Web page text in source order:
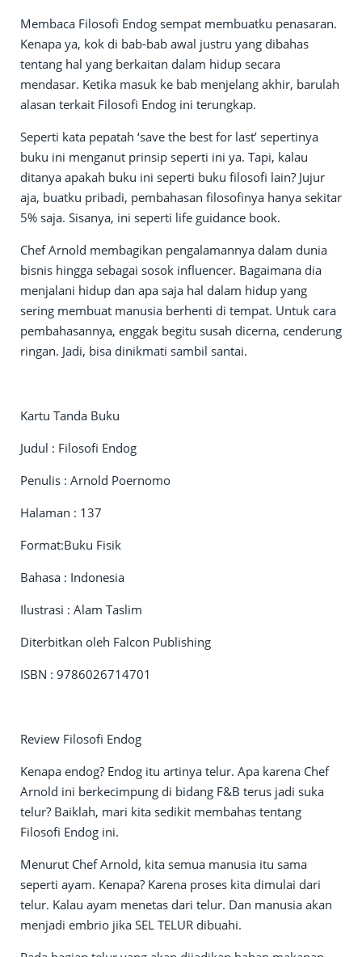
Membaca Filosofi Endog sempat membuatku penasaran.
Kenapa ya, kok di bab-bab awal justru yang dibahas
tentang hal yang berkaitan dalam hidup secara
mendasar. Ketika masuk ke bab menjelang akhir, barulah
alasan terkait Filosofi Endog ini terungkap.
Seperti kata pepatah ‘save the best for last’ sepertinya
buku ini menganut prinsip seperti ini ya. Tapi, kalau
ditanya apakah buku ini seperti buku filosofi lain? Jujur
aja, buatku pribadi, pembahasan filosofinya hanya sekitar
5% saja. Sisanya, ini seperti life guidance book.
Chef Arnold membagikan pengalamannya dalam dunia
bisnis hingga sebagai sosok influencer. Bagaimana dia
menjalani hidup dan apa saja hal dalam hidup yang
sering membuat manusia berhenti di tempat. Untuk cara
pembahasannya, enggak begitu susah dicerna, cenderung
ringan. Jadi, bisa dinikmati sambil santai.
Kartu Tanda Buku
Judul : Filosofi Endog
Penulis : Arnold Poernomo
Halaman : 137
Format:Buku Fisik
Bahasa : Indonesia
Ilustrasi : Alam Taslim
Diterbitkan oleh Falcon Publishing
ISBN : 9786026714701
Review Filosofi Endog
Kenapa endog? Endog itu artinya telur. Apa karena Chef
Arnold ini berkecimpung di bidang F&B terus jadi suka
telur? Baiklah, mari kita sedikit membahas tentang
Filosofi Endog ini.
Menurut Chef Arnold, kita semua manusia itu sama
seperti ayam. Kenapa? Karena proses kita dimulai dari
telur. Kalau ayam menetas dari telur. Dan manusia akan
menjadi embrio jika SEL TELUR dibuahi.